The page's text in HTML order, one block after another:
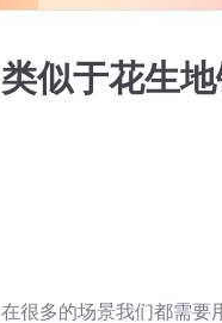
类似于花生
在很多的场景我们都需要